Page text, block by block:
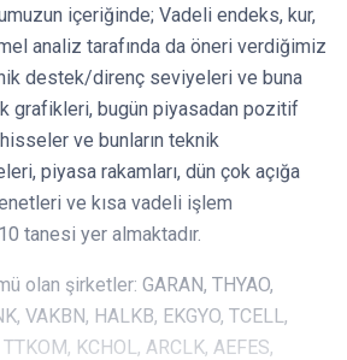
içeriğinde; Vadeli endeks, kur,
analiz tarafında da öneri verdiğimiz
destek/direnç seviyeleri ve buna
grafikleri, bugün piyasadan pozitif
ve bunların teknik
piyasa rakamları, dün çok açığa
ve kısa vadeli işlem
tanesi yer almaktadır.
olan şirketler: GARAN, THYAO,
VAKBN, HALKB, EKGYO, TCELL,
KCHOL, ARCLK, AEFES,